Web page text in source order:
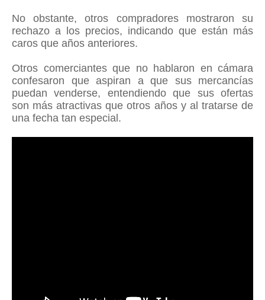
No obstante, otros compradores mostraron su
rechazo a los precios, indicando que están más
caros que años anteriores.
Otros comerciantes que no hablaron en cámara
confesaron que aspiran a que sus mercancías
puedan venderse, entendiendo que sus ofertas
son más atractivas que otros años y al tratarse de
una fecha tan especial.